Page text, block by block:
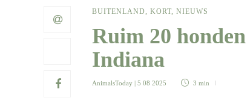
BUITENLAND, KORT, NIEUWS
Ruim 20
Indiana
AnimalsToday | 5 08 2025 3 min